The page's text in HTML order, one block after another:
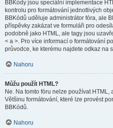
BBKódy jsou speciální implementace
kontrolu pro formátování jednotlivých
BBKódů uděluje administrátor fóra, ale
příspěvky zakázat ve formuláři pro
podobně jako HTML, ale tagy jsou
< a >. Pro více informací o formátování
průvodce, ke kterému najdete odkaz na
Nahoru
Můžu použít HTML?
Ne. Na tomto fóru nelze používat
Většinu formátování, které lze provést
BBKódů.
Nahoru